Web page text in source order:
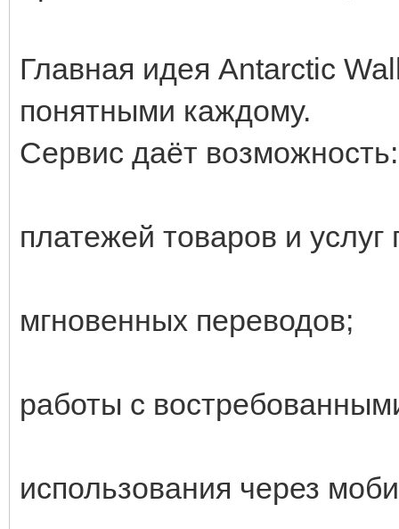
Главная идея Antarctic
понятными каждому.
Сервис даёт возможность:
платежей товаров и услуг
мгновенных переводов;
работы с
использования через